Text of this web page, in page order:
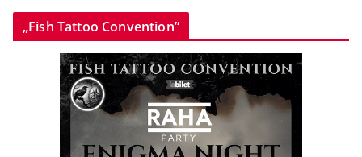
„Fish Tattoo Convention”